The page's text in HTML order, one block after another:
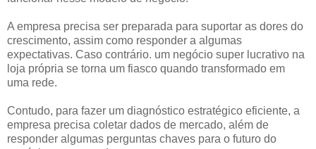
A empresa precisa ser preparada para suportar as dores do
crescimento, assim como responder a algumas
expectativas. Caso contrário. um negócio super lucrativo na
loja própria se torna um fiasco quando transformado em
uma rede.
Contudo, para fazer um diagnóstico estratégico eficiente, a
empresa precisa coletar dados de mercado, além de
responder algumas perguntas chaves para o futuro do